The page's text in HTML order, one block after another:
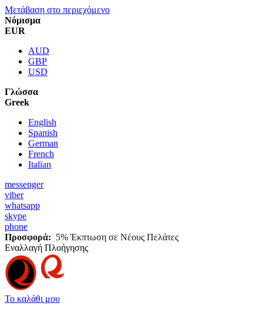
Μετάβαση στο περιεχόμενο
Νόμισμα
EUR
AUD
GBP
USD
Γλώσσα
Greek
English
Spanish
German
French
Italian
messenger
viber
whatsapp
skype
phone
Προσφορά: 5% Έκπτωση σε Νέους Πελάτες
Εναλλαγή Πλοήγησης
Το καλάθι μου